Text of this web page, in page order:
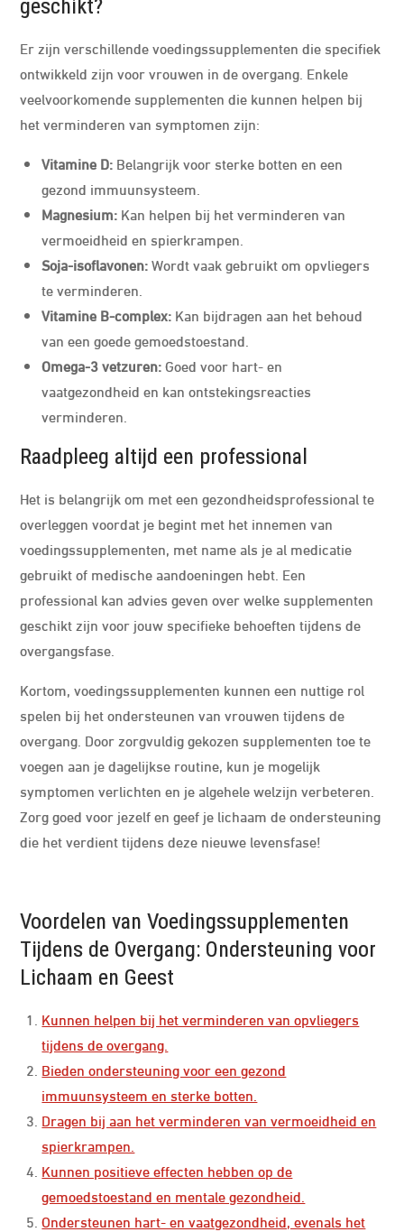
geschikt?
Er zijn verschillende voedingssupplementen die specifiek
ontwikkeld zijn voor vrouwen in de overgang. Enkele
veelvoorkomende supplementen die kunnen helpen bij
het verminderen van symptomen zijn:
Vitamine D: Belangrijk voor sterke botten en een
gezond immuunsysteem.
Magnesium: Kan helpen bij het verminderen van
vermoeidheid en spierkrampen.
Soja-isoflavonen:Wordt vaak gebruikt om opvliegers
te verminderen.
Vitamine B-complex: Kan bijdragen aan het behoud
van een goede gemoedstoestand.
Omega-3 vetzuren:Goed voor hart- en
vaatgezondheid en kan ontstekingsreacties
verminderen.
Raadpleeg altijd een professional
Het is belangrijk om met een gezondheidsprofessional te
overleggen voordat je begint met het innemen van
voedingssupplementen, met name als je al medicatie
gebruikt of medische aandoeningen hebt. Een
professional kan advies geven over welke supplementen
geschikt zijn voor jouw specifieke behoeften tijdens de
overgangsfase.
Kortom, voedingssupplementen kunnen een nuttige rol
spelen bij het ondersteunen van vrouwen tijdens de
overgang. Door zorgvuldig gekozen supplementen toe te
voegen aan je dagelijkse routine, kun je mogelijk
symptomen verlichten en je algehele welzijn verbeteren.
Zorg goed voor jezelf en geef je lichaam de ondersteuning
die het verdient tijdens deze nieuwe levensfase!
Voordelen van Voedingssupplementen
Tijdens de Overgang: Ondersteuning voor
Lichaam en Geest
Kunnen helpen bij het verminderen van opvliegers
tijdens de overgang.
Bieden ondersteuning voor een gezond
immuunsysteem en sterke botten.
Dragen bij aan het verminderen van vermoeidheid en
spierkrampen.
Kunnen positieve effecten hebben op de
gemoedstoestand en mentale gezondheid.
Ondersteunen hart- en vaatgezondheid, evenals het